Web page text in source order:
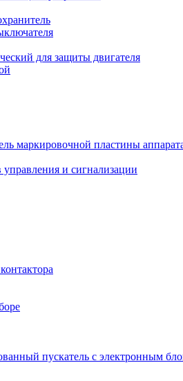
для защиты двигателя
маркировочной пластины
управления и сигнализации
пускатель с электронным